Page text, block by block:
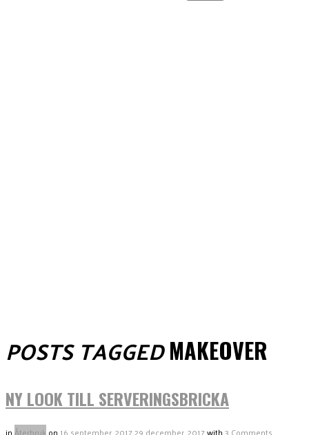
POSTS TAGGED MAKEOVER
NY LOOK TILL SERVERINGSBRICKA